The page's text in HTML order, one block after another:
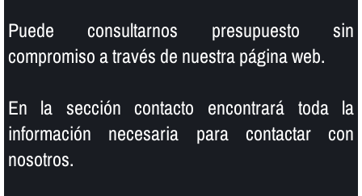
Puede consultarnos presupuesto sin
compromiso a través de nuestra página web.
En la sección contacto encontrará toda la
información necesaria para contactar con
nosotros.